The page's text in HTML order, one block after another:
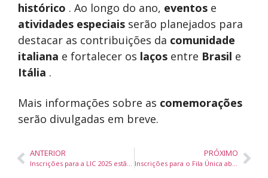
histórico . Ao longo do ano, eventos e
atividades especiais serão planejados para
destacar as contribuições da comunidade
italiana e fortalecer os laços entre Brasil e
Itália .
Mais informações sobre as comemorações
serão divulgadas em breve.
ANTERIOR
Inscrições para a LIC 2025 estão abertas até 9 de fevereiro
PRÓXIMO
Inscrições para o Fila Única abrem na segunda-feira (13)